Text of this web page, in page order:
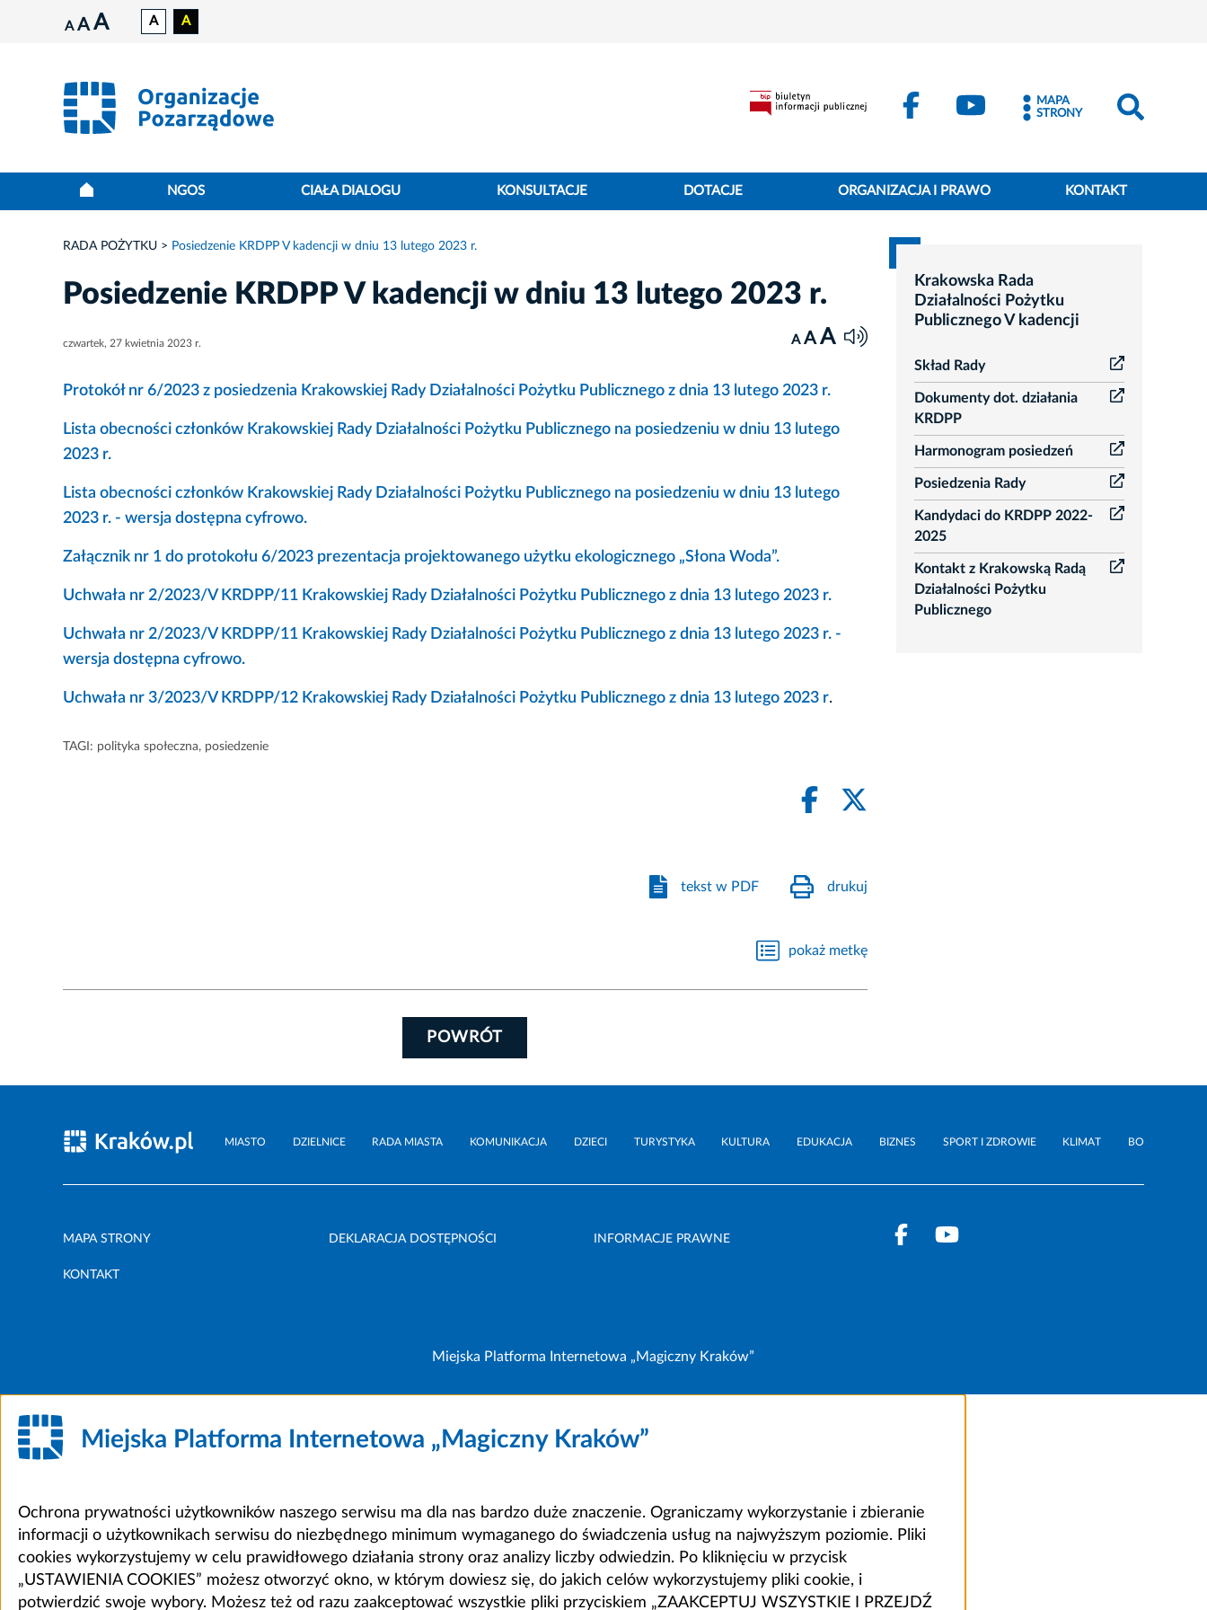
A A A A A
MAPA
STRONY
NGOS CIAŁA DIALOGU KONSULTACJE DOTACJE ORGANIZACJA I PRAWO KONTAKT
RADA POŻYTKU Posiedzenie KRDPP V kadencji w dniu 13 lutego 2023 r.
Posiedzenie KRDPP V kadencji w dniu 13 lutego 2023 r.
czwartek, 27 kwietnia 2023 r. A A A
Protokół nr 6/2023 z posiedzenia Krakowskiej Rady Działalności Pożytku Publicznego z dnia 13 lutego 2023 r.
Lista obecności członków Krakowskiej Rady Działalności Pożytku Publicznego na posiedzeniu w dniu 13 lutego
2023 r.
Lista obecności członków Krakowskiej Rady Działalności Pożytku Publicznego na posiedzeniu w dniu 13 lutego
2023 r. - wersja dostępna cyfrowo.
Załącznik nr 1 do protokołu 6/2023 prezentacja projektowanego użytku ekologicznego „Słona Woda”.
Uchwała nr 2/2023/V KRDPP/11 Krakowskiej Rady Działalności Pożytku Publicznego z dnia 13 lutego 2023 r.
Uchwała nr 2/2023/V KRDPP/11 Krakowskiej Rady Działalności Pożytku Publicznego z dnia 13 lutego 2023 r. -
wersja dostępna cyfrowo.
Uchwała nr 3/2023/V KRDPP/12 Krakowskiej Rady Działalności Pożytku Publicznego z dnia 13 lutego 2023 r.
TAGI: polityka społeczna, posiedzenie
tekst w PDF drukuj
pokaż metkę
POWRÓT
Krakowska Rada
Działalności Pożytku
Publicznego V kadencji
Skład Rady
Dokumenty dot. działania
KRDPP
Harmonogram posiedzeń
Posiedzenia Rady
Kandydaci do KRDPP 2022-
2025
Kontakt z Krakowską Radą
Działalności Pożytku
Publicznego
MIASTO DZIELNICE RADA MIASTA KOMUNIKACJA DZIECI TURYSTYKA KULTURA EDUKACJA BIZNES SPORT I ZDROWIE KLIMAT BO
MAPA STRONY DEKLARACJA DOSTĘPNOŚCI INFORMACJE PRAWNE
KONTAKT
Miejska Platforma Internetowa „Magiczny Kraków”
Miejska Platforma Internetowa „Magiczny Kraków”
Ochrona prywatności użytkowników naszego serwisu ma dla nas bardzo duże znaczenie. Ograniczamy wykorzystanie i zbieranie
informacji o użytkownikach serwisu do niezbędnego minimum wymaganego do świadczenia usług na najwyższym poziomie. Pliki
cookies wykorzystujemy w celu prawidłowego działania strony oraz analizy liczby odwiedzin. Po kliknięciu w przycisk
„USTAWIENIA COOKIES” możesz otworzyć okno, w którym dowiesz się, do jakich celów wykorzystujemy pliki cookie, i
potwierdzić swoje wybory. Możesz też od razu zaakceptować wszystkie pliki przyciskiem „ZAAKCEPTUJ WSZYSTKIE I PRZEJDŹ